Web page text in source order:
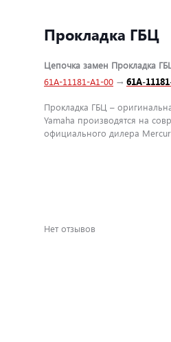
Прокладка ГБЦ
Цепочка замен Прокладка
61A-11181-A1-00 → 61A-
Прокладка ГБЦ –
Yamaha производятся на
официального дилера
Нет отзывов